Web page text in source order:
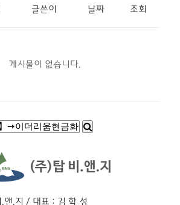
글쓴이 날짜 조회
게시물이 없습니다.
앤.지 / 대표 : 김 학 성